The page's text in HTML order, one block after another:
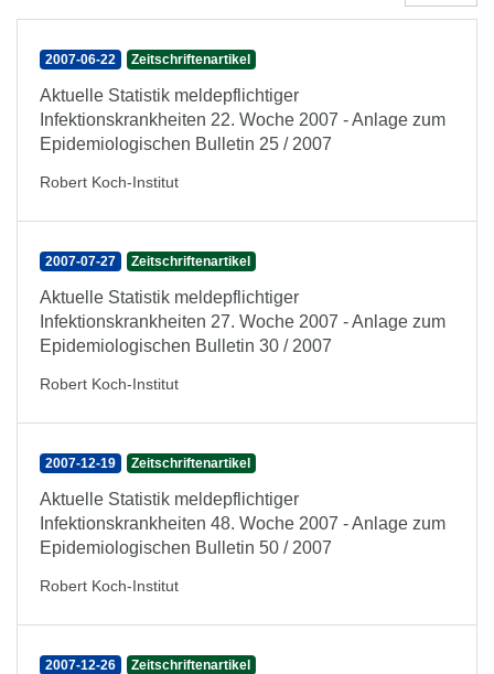
2007-06-22 Zeitschriftenartikel
Aktuelle Statistik meldepflichtiger
Infektionskrankheiten 22. Woche 2007 - Anlage zum
Epidemiologischen Bulletin 25 / 2007
Robert Koch-Institut
2007-07-27 Zeitschriftenartikel
Aktuelle Statistik meldepflichtiger
Infektionskrankheiten 27. Woche 2007 - Anlage zum
Epidemiologischen Bulletin 30 / 2007
Robert Koch-Institut
2007-12-19 Zeitschriftenartikel
Aktuelle Statistik meldepflichtiger
Infektionskrankheiten 48. Woche 2007 - Anlage zum
Epidemiologischen Bulletin 50 / 2007
Robert Koch-Institut
2007-12-26 Zeitschriftenartikel